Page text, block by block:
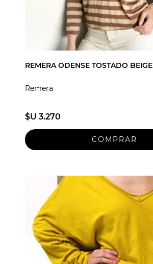
REMERA ODENSE TOSTADO BEIGE
Remera
$U 3.270